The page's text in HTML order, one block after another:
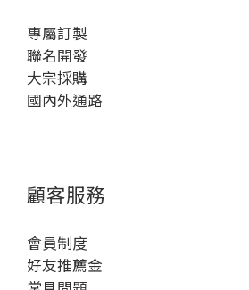
專屬訂製
聯名開發
大宗採購
國內外通路
顧客服務
會員制度
好友推薦金